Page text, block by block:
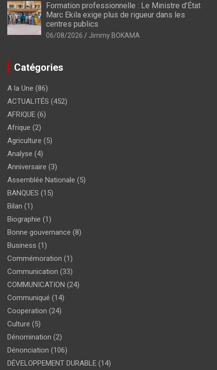
Formation professionnelle : Le Ministre d’État
Marc Ekila exige plus de rigueur dans les
centres publics
06/08/2026 Jimmy BOKAMA
Catégories
A la Une (86)
ACTUALITÉS (452)
AFRIQUE (6)
Afrique (2)
Agriculture (5)
Analyse (4)
Anniversaire (3)
Assemblée Nationale (5)
BANQUES (15)
Bilan (1)
Biographie (1)
Bonne gouvernance (8)
Business (1)
Commémoration (1)
Communication (33)
COMMUNICATION (24)
Communiqué (14)
Cooperation (24)
Culture (5)
Dénomination (2)
Dénonciation (106)
DÉVELOPPEMENT DURABLE (14)